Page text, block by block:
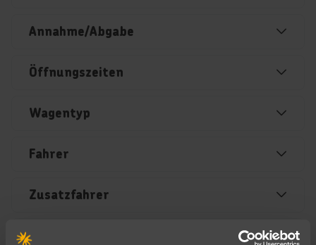
Annahme/Abgabe
Öffnungszeiten
Wagentyp
Fahrer
Zusatzfahrer
Tankregelung